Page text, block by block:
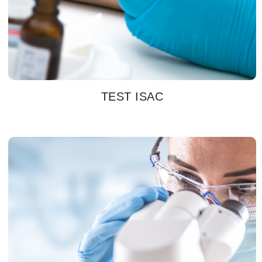
TEST ISAC